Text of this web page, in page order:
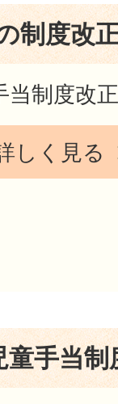
制度改
制度改
しく見る
童手当制